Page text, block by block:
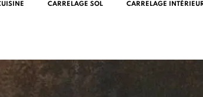
CARRELAGE SOL CARRELAGE